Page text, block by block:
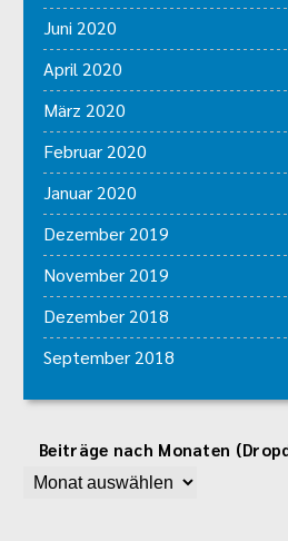
Juni 2020
April 2020
März 2020
Februar 2020
Januar 2020
Dezember 2019
November 2019
Dezember 2018
September 2018
Beiträge nach Monaten